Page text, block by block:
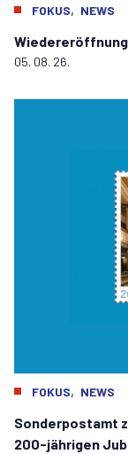
FOKUS, NEWS
05. 08. 26.
FOKUS, NEWS
Sonderpostamt
200-jährigen